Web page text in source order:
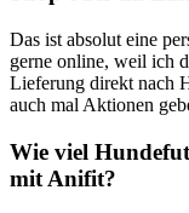
Das ist ⁢absolut‌ eine
gerne online, weil ich
Lieferung direkt nach
auch mal Aktionen
Wie viel
mit Anifit?